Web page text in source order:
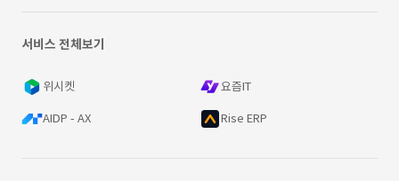
서비스 전체보기
위시켓 요즘IT
AIDP - AX Rise ERP